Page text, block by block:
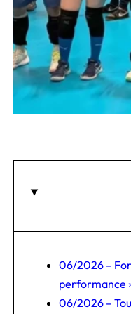
06/2026 –
performance
06/2026 –